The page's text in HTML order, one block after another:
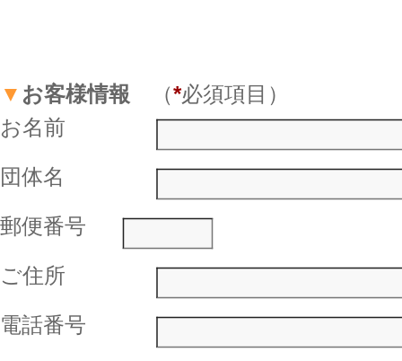
▼ お客様情報 （*必須項目）
お名前
団体名
郵便番号
ご住所
電話番号